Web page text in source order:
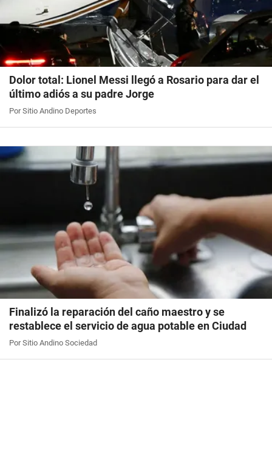
Dolor total: Lionel Messi llegó a Rosario para dar el
último adiós a su padre Jorge
Por Sitio Andino Deportes
Finalizó la reparación del caño maestro y se
restablece el servicio de agua potable en Ciudad
Por Sitio Andino Sociedad